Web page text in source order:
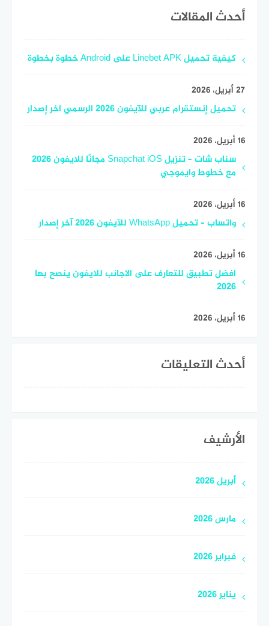
أحدث المقالات
كيفية تحميل Linebet APK على Android خطوة بخطوة
27 أبريل، 2026
تحميل إنستقرام عربي للآيفون 2026 الرسمي اخر إصدار
16 أبريل، 2026
سناب شات – تنزيل Snapchat iOS مجانًا للايفون 2026
مع خطوط وايموجي
16 أبريل، 2026
واتساب – تحميل WhatsApp للآيفون 2026 آخر إصدار
16 أبريل، 2026
افضل تطبيق للتعارف على الاجانب للايفون ينصح بها
2026
16 أبريل، 2026
أحدث التعليقات
الأرشيف
أبريل 2026
مارس 2026
فبراير 2026
يناير 2026